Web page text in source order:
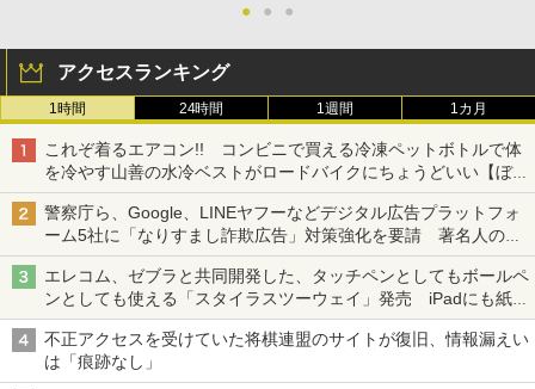
● ● ●
アクセスランキング
1時間 24時間 1週間 1カ月
これぞ着るエアコン!! コンビニで買える冷凍ペットボトルで体
を冷やす山善の水冷ベストがロードバイクにちょうどいい【ぼっ
ち・ざ・ろーど！その14】【空いた時間でなにしてる？】
警察庁ら、Google、LINEヤフーなどデジタル広告プラットフォ
ーム5社に「なりすまし詐欺広告」対策強化を要請 著名人の写
真や映像を使った投資詐欺などへの対策として
エレコム、ゼブラと共同開発した、タッチペンとしてもボールペ
ンとしても使える「スタイラスツーウェイ」発売 iPadにも紙に
も、持ち替えずに書き込める
不正アクセスを受けていた将棋連盟のサイトが復旧、情報漏えい
は「痕跡なし」